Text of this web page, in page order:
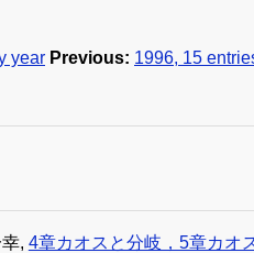
year Previous: 1996, 15
, 4章カオスと分岐，5章カオ